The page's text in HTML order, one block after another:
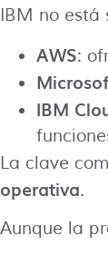
IBM no está
AWS:
IBM
La clave
operativa.
Aunque la